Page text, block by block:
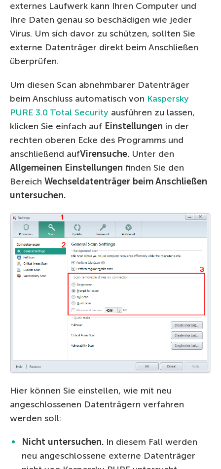
externes Laufwerk kann Ihren Computer und
Ihre Daten genau so beschädigen wie jeder
Virus. Um sich davor zu schützen, sollten Sie
externe Datenträger direkt beim Anschließen
überprüfen.
Um diesen Scan abnehmbarer Datenträger
beim Anschluss automatisch von Kaspersky
PURE 3.0 Total Security ausführen zu lassen,
klicken Sie einfach auf Einstellungen in der
rechten oberen Ecke des Programms und
anschließend aufVirensuche. Unter den
Allgemeinen Einstellungen finden Sie den
Bereich Wechseldatenträger beim Anschließen
untersuchen.
Hier können Sie einstellen, wie mit neu
angeschlossenen Datenträgern verfahren
werden soll:
Nicht untersuchen. In diesem Fall werden
neu angeschlossene externe Datenträger